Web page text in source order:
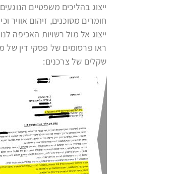
ייצוג בהליכים משפטיים
חומרים מסוכנים, זיהום אוויר
ייצוג אל מול רשויות האכיפה
ראו פרסומים של פסקי דין של
שקלים של צרכנים: